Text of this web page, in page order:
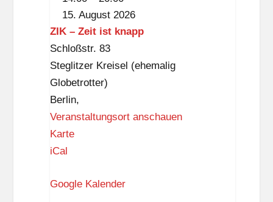
e
w
i
t
z
-
B
i
i
KIDS
15. August 2026
ZIK – Zeit ist knapp
Schloßstr. 83
Steglitzer Kreisel (ehemalig
Globetrotter)
Berlin,
Veranstaltungsort anschauen
KarteZ
–
iCal
Google Kalender